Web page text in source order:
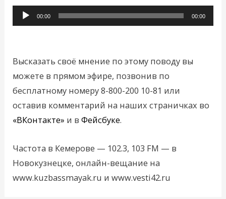
Аудиоплеер
00:00 00:00
Высказать своё мнение по этому поводу вы
можете в прямом эфире, позвонив по
бесплатному номеру 8-800-200 10-81 или
оставив комментарий на наших страничках во
«ВКонтакте» и вФейсбуке.
Частота в Кемерове — 102.3, 103 FM — в
Новокузнецке, онлайн-вещание на
www.kuzbassmayak.ru и www.vesti42.ru